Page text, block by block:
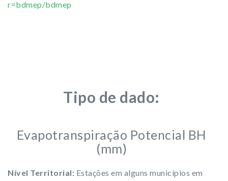
r=bdmep/bdmep
Tipo de dado:
Evapotranspiração Potencial BH
(mm)
Nível Territorial: Estações em alguns municípios em